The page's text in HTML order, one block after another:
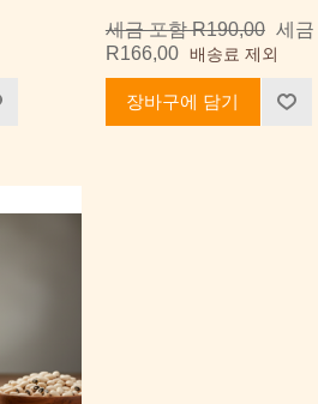
세금 포함 R190,00 세금
R166,00 배송료 제외
장바구에 담기